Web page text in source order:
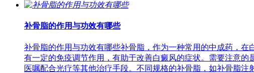
补骨脂的作用与功效有哪些
补骨脂的作用与功效有哪些补骨脂，作为一种常用的中成药，
有一定的免疫调节作用，有助于改善白癜风的症状。需要注意
医嘱配合光疗等其他治疗手段。不同规格的补骨脂，如补骨脂注